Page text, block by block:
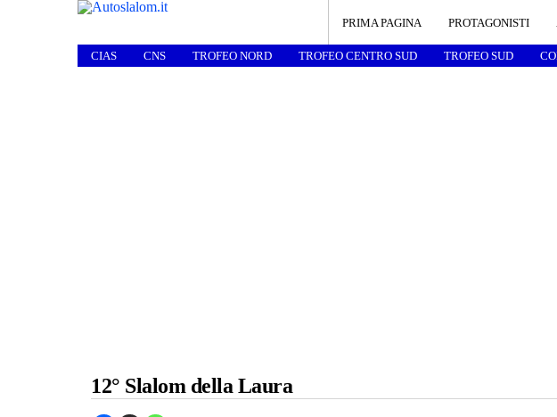
PRIMA PAGINA PROTAGONISTI
CIAS CNS TROFEO NORD TROFEO CENTRO SUD TROFEO SUD
12° Slalom della Laura